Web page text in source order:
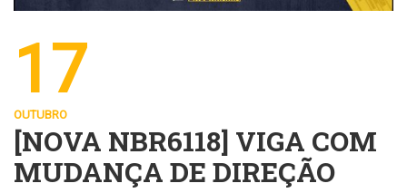
17
OUTUBRO
[NOVA NBR6118] VIGA COM
MUDANÇA DE DIREÇÃO